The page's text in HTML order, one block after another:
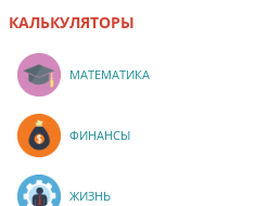
КАЛЬКУЛЯТОРЫ
МАТЕМАТИКА
ФИНАНСЫ
ЖИЗНЬ